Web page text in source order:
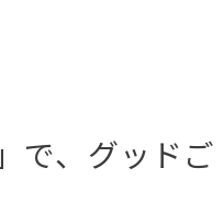
で、グッドご